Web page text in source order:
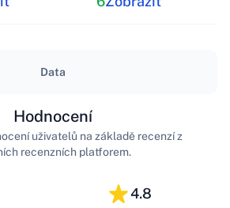
Data
Hodnocení
uživatelů na základě recenzí z
recenzních platforem.
4.8